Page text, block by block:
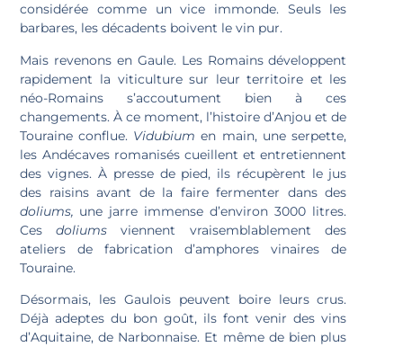
considérée comme un vice immonde. Seuls les
barbares, les décadents boivent le vin pur.
Mais revenons en Gaule. Les Romains développent
rapidement la viticulture sur leur territoire et les
néo-Romains s’accoutument bien à ces
changements.À ce moment, l’histoire d’Anjou et de
Touraine conflue. Vidubiumen main, une serpette,
les Andécaves romanisés cueillent et entretiennent
des vignes. À presse de pied, ils récupèrent le jus
des raisins avant de la faire fermenter dans des
doliums, une jarre immense d’environ 3000 litres.
Cesdoliumsviennent vraisemblablement des
ateliers de fabrication d’amphores vinaires de
Touraine.
Désormais, les Gaulois peuvent boire leurs crus.
Déjà adeptes du bon goût, ils font venir des vins
d’Aquitaine, de Narbonnaise. Et même de bien plus